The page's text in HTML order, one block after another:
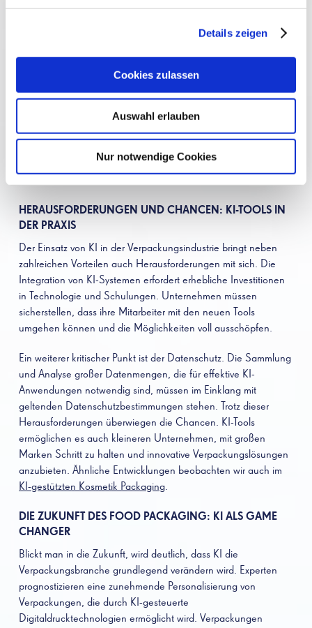
Details zeigen
Cookies zulassen
Auswahl erlauben
Nur notwendige Cookies
mit Smartphones interagieren, liefern Verbrauchern detaillierte
Zubereitungsmöglichkeiten. KI-gestützte Augmented-Reality-
Anwendungen verwandeln Verpackungen in interaktive
Erlebnisse, die Marken neue Wege der Kundenbindung
Zudem unterstützt KI die Entwicklung von Verpackungen, die
sich an spezifische Bedürfnisse anpassen können.
ändern, wenn ein Produkt nicht mehr genießbar ist, oder die
HERAUSFORDERUNGEN UND CHANCEN: KI-TOOLS IN
DER PRAXIS
Der Einsatz von KI in der Verpackungsindustrie bringt neben
zahlreichen Vorteilen auch Herausforderungen mit sich. Die
Integration von KI-Systemen erfordert erhebliche Investitionen
in Technologie und Schulungen. Unternehmen müssen
sicherstellen, dass ihre Mitarbeiter mit den neuen Tools
umgehen können und die Möglichkeiten voll ausschöpfen.
Ein weiterer kritischer Punkt ist der Datenschutz. Die Sammlung
und Analyse großer Datenmengen, die für effektive KI-
Anwendungen notwendig sind, müssen im Einklang mit
geltenden Datenschutzbestimmungen stehen. Trotz dieser
Herausforderungen überwiegen die Chancen. KI-Tools
ermöglichen es auch kleineren Unternehmen, mit großen
Marken Schritt zu halten und innovative Verpackungslösungen
anzubieten. Ähnliche Entwicklungen beobachten wir auch im
KI-gestützten Kosmetik Packaging.
DIE ZUKUNFT DES FOOD PACKAGING: KI ALS GAME
CHANGER
Blickt man in die Zukunft, wird deutlich, dass KI die
Verpackungsbranche grundlegend verändern wird. Experten
prognostizieren eine zunehmende Personalisierung von
Verpackungen, die durch KI-gesteuerte
Digitaldrucktechnologien ermöglicht wird. Verpackungen